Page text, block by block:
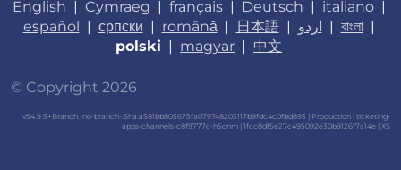
English | Cymraeg | français| Deutsch | italiano|
español | српски | română| 日本語| اردو | বাংলা|
polski | magyar | 中文
© Copyright 2026
v54.9.5+Branch.-no-branch-.Sha.a581bb805675fa079748203117b9fdc4c0fbd893 | Production | ticketing-
apps-channels-c8f9777c-h5qnm | 1fcc8df5e27c495092e30b9126f7a14e | XS